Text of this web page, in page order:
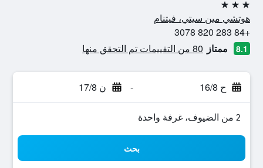
3 نجوم
هوتشي مين سيتي، فيتنام
+84 283 820 3078
8.1 ممتاز 80 من التقييمات تم التحقق منها
ح 16/8 - ن 17/8
2 من الضيوف، غرفة واحدة
بحث